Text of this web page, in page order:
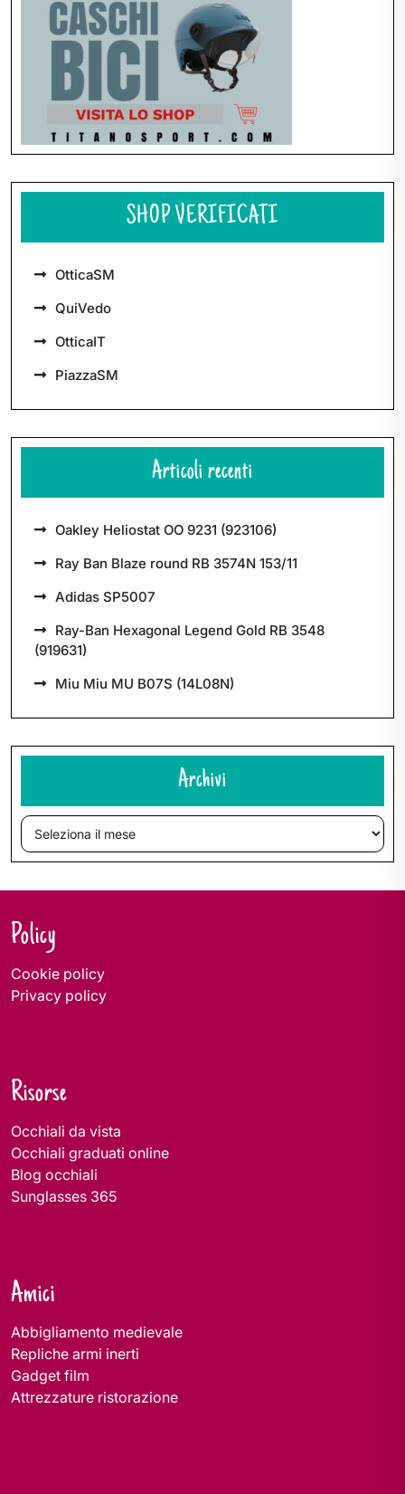
SHOP VERIFICATI
OtticaSM
QuiVedo
OtticaIT
PiazzaSM
Articoli recenti
Oakley Heliostat OO 9231 (923106)
Ray Ban Blaze round RB 3574N 153/11
Adidas SP5007
Ray-Ban Hexagonal Legend Gold RB 3548
(919631)
Miu Miu MU B07S (14L08N)
Archivi
Archivi
Policy
Cookie policy
Privacy policy
Risorse
Occhiali da vista
Occhiali graduati online
Blog occhiali
Sunglasses 365
Amici
Abbigliamento medievale
Repliche armi inerti
Gadget film
Attrezzature ristorazione